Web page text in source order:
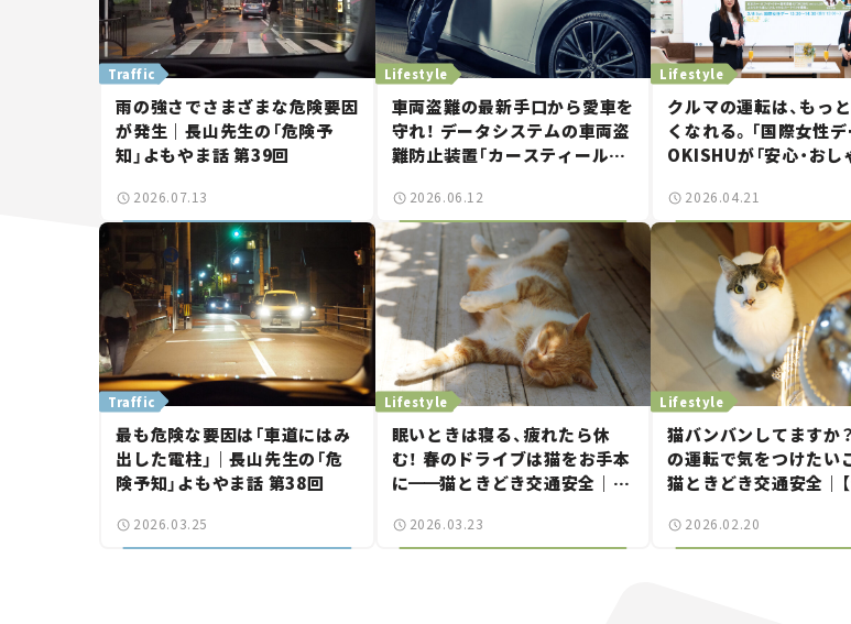
Traffic
雨の強さでさまざまな危険要因
が発生｜長山先生の「危険予
知」よもやま話 第39回
2026.07.13
Lifestyle
車両盗難の最新手口から愛車を
守れ！ データシステムの車両盗
難防止装置「カースティールブ
ボーイ”にも対応するスゴイや
つ。
2026.06.12
Lifestyle
クルマの運転は、もっ
くなれる。「国際女性デ
OKISHUが「安心・おし
2026.04.21
Traffic
最も危険な要因は「車道にはみ
出した電柱」｜長山先生の「危
険予知」よもやま話 第38回
2026.03.25
Lifestyle
眠いときは寝る、疲れたら休
む！ 春のドライブは猫をお手本
に━━猫ときどき交通安全｜
2026.03.23
Lifestyle
猫バンバンしてますか
の運転で気をつけたい
猫ときどき交通安全｜
2026.02.20